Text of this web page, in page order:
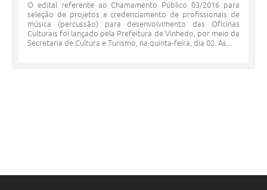
O edital referente ao Chamamento Público 03/2016 para
seleção de projetos e credenciamento de profissionais de
música (percussão) para desenvolvimento das Oficinas
Culturais foi lançado pela Prefeitura de Vinhedo, por meio da
Secretaria de Cultura e Turismo, na quinta-feira, dia 02. As...